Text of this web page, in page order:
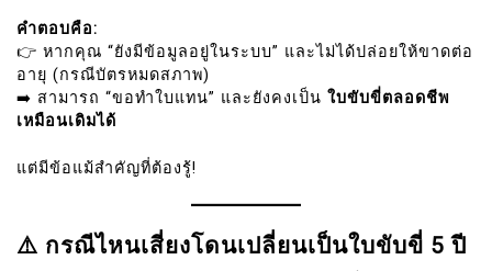
คำตอบคือ:
👉 หากคุณ “ยังมีข้อมูลอยู่ในระบบ” และไม่ได้ปล่อยให้ขาดต่อ
อายุ (กรณีบัตรหมดสภาพ)
➡️ สามารถ “ขอทำใบแทน” และยังคงเป็น ใบขับขี่ตลอดชีพ
เหมือนเดิมได้
แต่มีข้อแม้สำคัญที่ต้องรู้!
⚠️ กรณีไหนเสี่ยงโดนเปลี่ยนเป็นใบขับขี่ 5 ปี